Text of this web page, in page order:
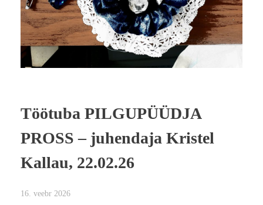
Töötuba PILGUPÜÜDJA
PROSS – juhendaja Kristel
Kallau, 22.02.26
16. veebr 2026